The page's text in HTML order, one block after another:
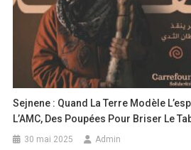
Sejnene : Quand La Terre Modèle
L’AMC, Des Poupées Pour Briser Le
30 mai 2025 Admin